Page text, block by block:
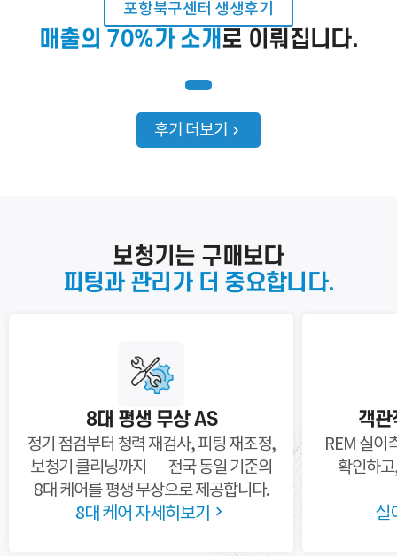
포항북구센터 생생후기
매출의 70%가 소개 로 이뤄집니다.
후기 더보기
보청기는 구매보다
피팅과 관리가 더 중요합니다.
8대 평생 무상 AS
정기 점검부터 청력 재검사, 피팅 재조정,
보청기 클리닝까지 — 전국 동일 기준의
8대 케어를평생 무상으로 제공합니다.
8대 케어 자세히보기
객관
REM 실이
확인하
실
개인정보 수집, 이용에 동의합니다.
[자세히보기]